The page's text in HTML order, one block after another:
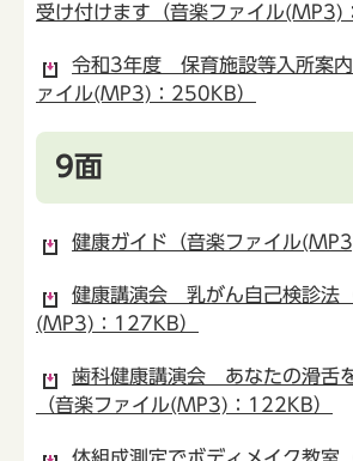
受け付けます（音楽ファイル(MP3)
令和3年度 保育施設等入所案内
ァイル(MP3)：250KB）
9面
健康ガイド（音楽ファイル
健康講演会 乳がん自己検診法
(MP3)：127KB）
歯科健康講演会 あなたの滑舌
（音楽ファイル(MP3)：122KB）
体組成測定でボディメイク教室